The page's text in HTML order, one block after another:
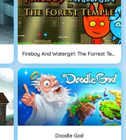
Fireboy And Watergirl: The Forrest Temple
Doodle God